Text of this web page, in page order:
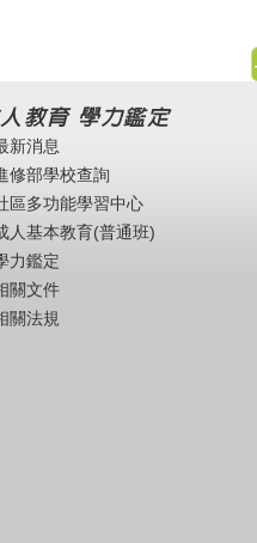
教育 學力鑑定
新消息
修部學校查詢
區多功能學習中心
人基本教育(普通班)
力鑑定
關文件
關法規